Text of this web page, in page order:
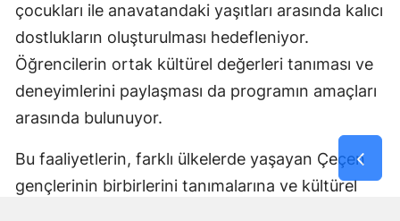
çocukları ile anavatandaki yaşıtları arasında kalıcı
dostlukların oluşturulması hedefleniyor.
Öğrencilerin ortak kültürel değerleri tanıması ve
deneyimlerini paylaşması da programın amaçları
arasında bulunuyor.
Bu faaliyetlerin, farklı ülkelerde yaşayan Çeçen
gençlerinin birbirlerini tanımalarına ve kültürel